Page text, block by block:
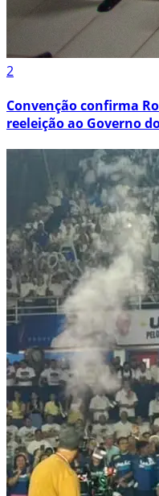
2
Convenção confirma
reeleição ao Governo